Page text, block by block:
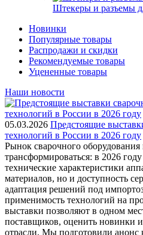
Штекеры и разъемы
Новинки
Популярные товары
Распродажи и скидки
Рекомендуемые товары
Уцененные товары
Наши новости
05.03.2026 Предстоящие
технологий в России в 2026 году
Рынок сварочного оборудования
трансформироваться: в 2026
технические характеристики
материалов, но и доступность
адаптация решений под
применимость технологий на
выставки позволяют в одном
поставщиков, оценить новинки
отрасли. Мы подготовили анонс